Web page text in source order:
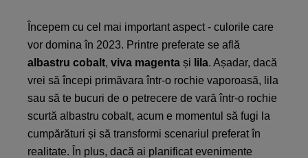
Începem cu cel mai important aspect - culorile care
vor domina în 2023. Printre preferate se află
albastru cobalt, viva magenta și lila. Așadar, dacă
vrei să începi primăvara într-o rochie vaporoasă, lila
sau să te bucuri de o petrecere de vară într-o rochie
scurtă albastru cobalt, acum e momentul să fugi la
cumpărături și să transformi scenariul preferat în
realitate. În plus, dacă ai planificat evenimente